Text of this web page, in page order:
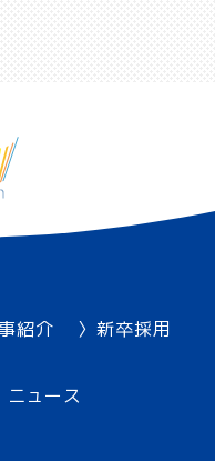
紹介 新卒採用
ニュース